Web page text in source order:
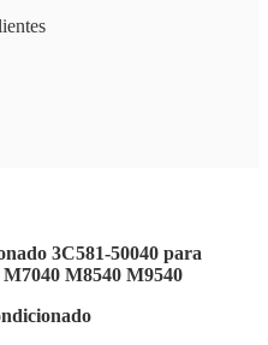
3C581-50040 para
M8540 M9540